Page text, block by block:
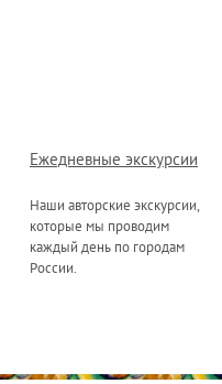
Ежедневные экскурсии
Наши авторские экскурсии,
которые мы проводим
каждый день по городам
России.